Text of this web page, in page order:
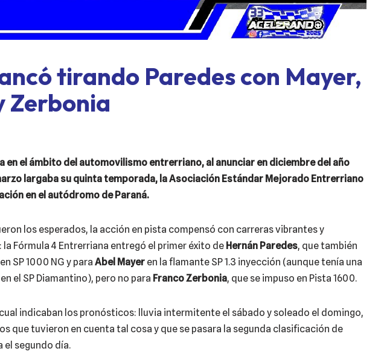
tirando Paredes con Mayer,
Zerbonia
en el ámbito del automovilismo entrerriano, al anunciar en diciembre del año
largaba su quinta temporada, la Asociación Estándar Mejorado Entrerriano
en el autódromo de Paraná.
los esperados, la acción en pista compensó con carreras vibrantes y
Fórmula 4 Entrerriana entregó el primer éxito de Hernán Paredes, que también
en SP 1000 NG y para Abel Mayer en la flamante SP 1.3 inyección (aunque tenía una
el SP Diamantino), pero no para Franco Zerbonia, que se impuso en Pista 1600.
indicaban los pronósticos: lluvia intermitente el sábado y soleado el domingo,
que tuvieron en cuenta tal cosa y que se pasara la segunda clasificación de
el segundo día.